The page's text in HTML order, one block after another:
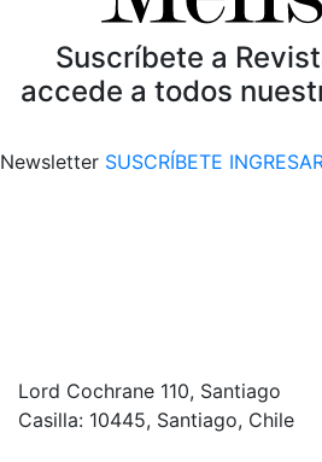
Suscríbete a
accede a todos
Newsletter SUSCRÍBETE
Lord Cochrane 110, Santiago
Casilla: 10445, Santiago, Chile